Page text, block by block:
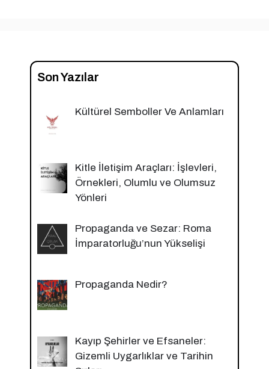
Son Yazılar
Kültürel Semboller Ve Anlamları
Kitle İletişim Araçları: İşlevleri,
Örnekleri, Olumlu ve Olumsuz
Yönleri
Propaganda ve Sezar: Roma
İmparatorluğu’nun Yükselişi
Propaganda Nedir?
Kayıp Şehirler ve Efsaneler:
Gizemli Uygarlıklar ve Tarihin